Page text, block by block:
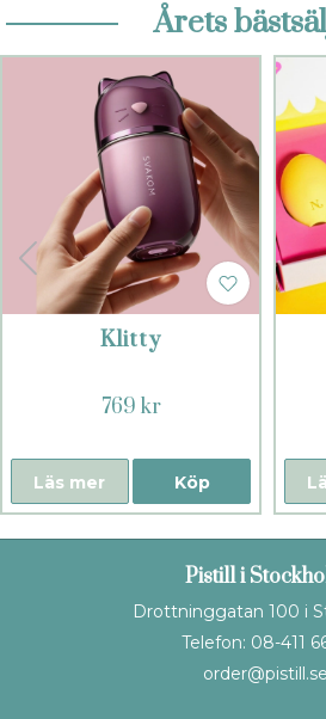
Årets
Klitty
769 kr
Köp
Läs mer
Pistill i
Drottninggatan 100 i
Telefon: 08-411
order@pistill.se